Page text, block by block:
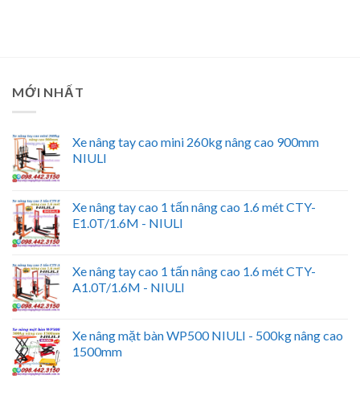
MỚI NHẤT
Xe nâng tay cao mini 260kg nâng cao 900mm
NIULI
Xe nâng tay cao 1 tấn nâng cao 1.6 mét CTY-
E1.0T/1.6M - NIULI
Xe nâng tay cao 1 tấn nâng cao 1.6 mét CTY-
A1.0T/1.6M - NIULI
Xe nâng mặt bàn WP500 NIULI - 500kg nâng cao
1500mm